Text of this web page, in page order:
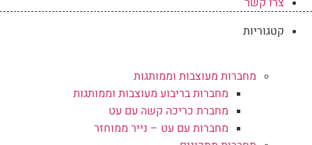
קטגוריות
מחברות מעוצבות וממותגות
מחברות בריבוע מעוצבות וממותגות
מחברת כריכה קשה עם עט
מחברות עם עט – נייר ממוחזר